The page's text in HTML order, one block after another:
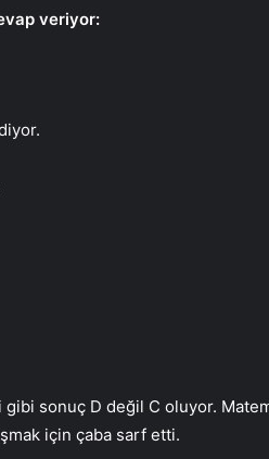
veriyor:
gibi sonuç D değil C oluyor.
için çaba sarf etti.